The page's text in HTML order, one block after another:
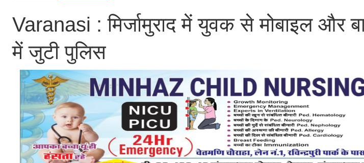
Varanasi : मिर्जामुराद में युवक से मोबाइल और
में जुटी पुलिस